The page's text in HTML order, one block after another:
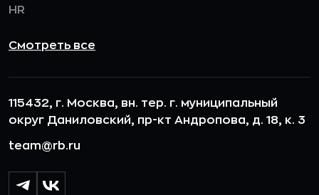
HR
Смотреть все
115432, г. Москва, вн. тер. г. муниципальный
округ Даниловский, пр-кт Андропова, д. 18, к. 3
team@rb.ru